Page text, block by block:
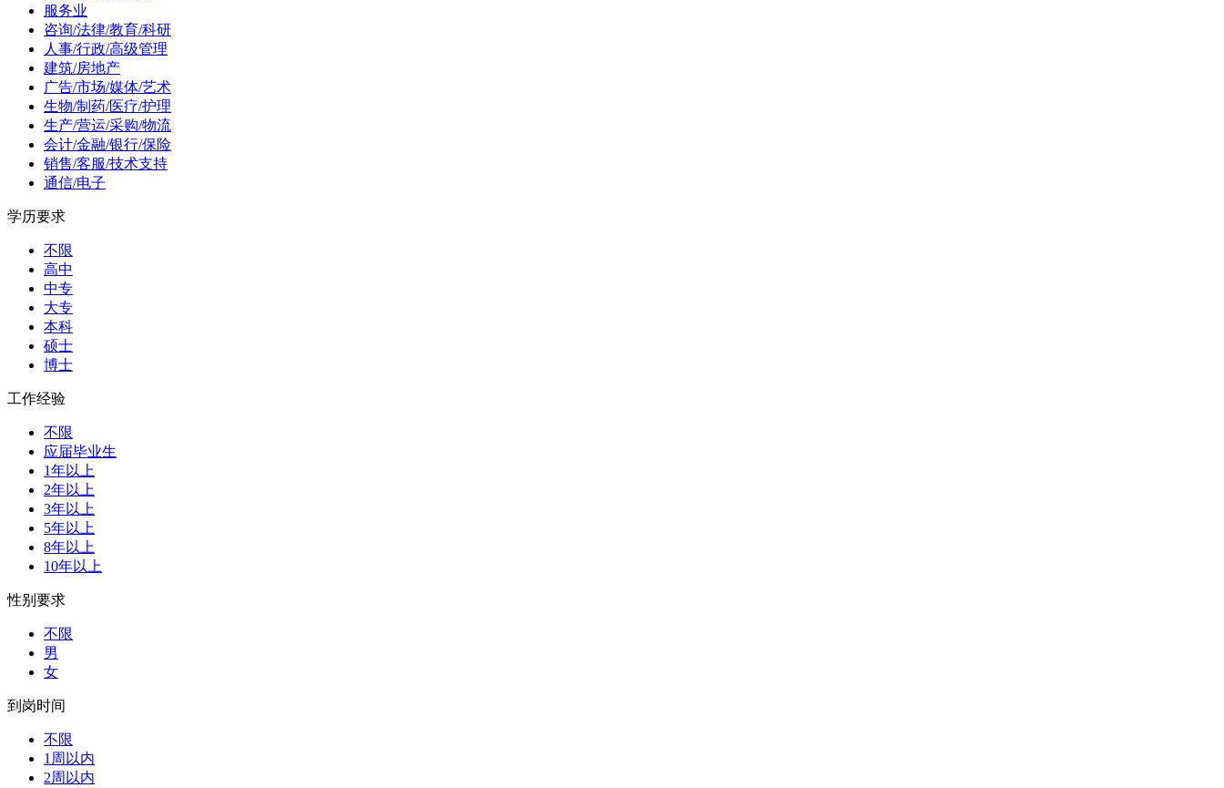
服务业
咨询/法律/教育/科研
人事/行政/高级管理
建筑/房地产
广告/市场/媒体/艺术
生物/制药/医疗/护理
生产/营运/采购/物流
会计/金融/银行/保险
销售/客服/技术支持
通信/电子
学历要求
不限
高中
中专
大专
本科
硕士
博士
工作经验
不限
应届毕业生
1年以上
2年以上
3年以上
5年以上
8年以上
10年以上
性别要求
不限
男
女
到岗时间
不限
1周以内
2周以内